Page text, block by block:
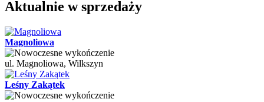
Aktualnie w sprzedaży
Magnoliowa
ul. Magnoliowa, Wilkszyn
Leśny Zakątek